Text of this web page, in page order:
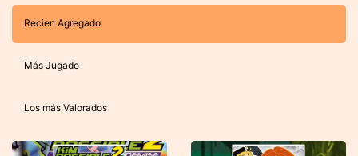
Recien Agregado
Más Jugado
Los más Valorados